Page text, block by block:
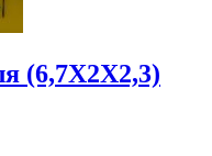
(6,7Х2Х2,3)